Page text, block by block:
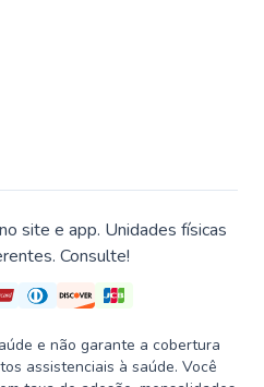
site e app. Unidades físicas
Consulte!
e não garante a cobertura
assistenciais à saúde. Você